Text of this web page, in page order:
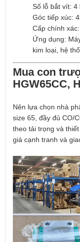
Số lỗ bắt vít: 4
Góc tiếp xúc:
Cấp chính
Ứng dụng:
kim loại, hệ
Mua con
HGW65CC,
Nên lựa chọn nhà
size 65, đầy đủ CO/
theo tải trọng và
giá cạnh tranh và